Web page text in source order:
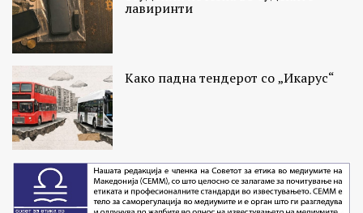
лавиринти
Како падна тендерот со „Икарус“